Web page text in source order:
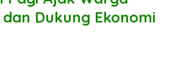
Dukung Ekonomi